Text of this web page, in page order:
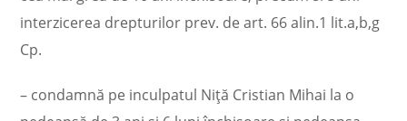
interzicerea drepturilor prev. de art. 66 alin.1 lit.a,b,g
Cp.
– condamnă pe inculpatul Niţă Cristian Mihai la o